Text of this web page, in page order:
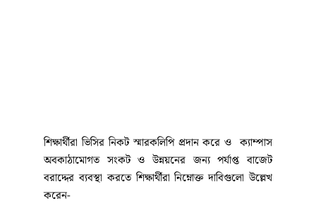
শিক্ষার্থীরা ভিসির নিকট স্মারকলিপি প্রদান করে ও ক্যাম্পাস
অবকাঠামোগত সংকট ও উন্নয়নের জন্য পর্যাপ্ত বাজেট
বরাদ্দের ব্যবস্থা করতে শিক্ষার্থীরা নিম্নোক্ত দাবিগুলো উল্লেখ
করেন-